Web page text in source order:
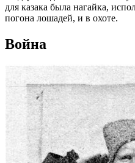
для казака была нагайка,
погона лошадей, и в охоте.
Война